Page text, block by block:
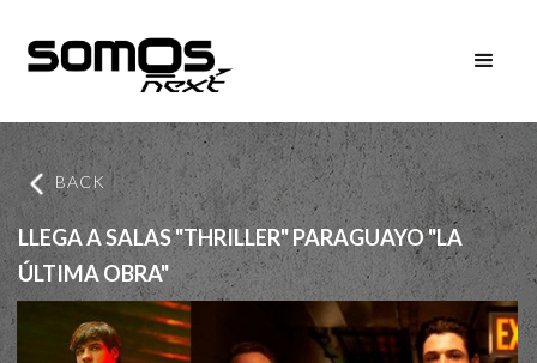
BACK
LLEGA A SALAS "THRILLER" PARAGUAYO "LA
ÚLTIMA OBRA"